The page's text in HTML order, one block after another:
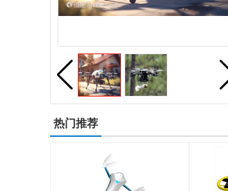
热门推荐